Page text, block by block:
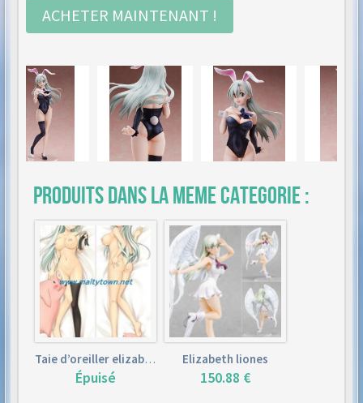
ACHETER MAINTENANT !
Produits dans la meme categorie :
Taie d’oreiller elizabeth liones (160cm×50cm)
Épuisé
Elizabeth liones
150.88 €